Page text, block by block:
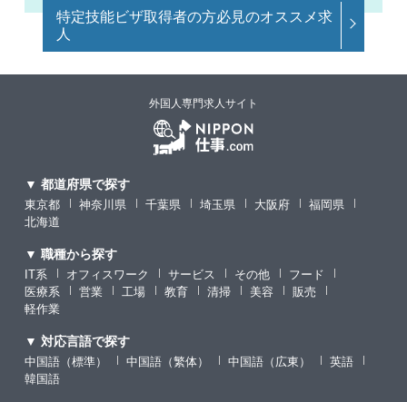
特定技能ビザ取得者の方必見のオススメ求
人
外国人専門求人サイト
▼ 都道府県で探す
東京都 神奈川県 千葉県 埼玉県 大阪府
福岡県
北海道
▼ 職種から探す
IT系 オフィスワーク サービス その他
フード
医療系
営業 工場 教育 清掃 美容
販売
軽作業
▼ 対応言語で探す
中国語（標準） 中国語（繁体） 中国語（広東）
英語
韓国語